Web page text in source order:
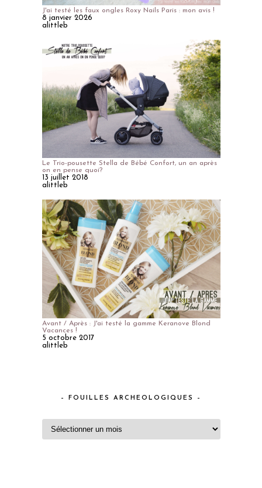
J'ai testé les faux ongles Roxy Nails Paris : mon avis !
8 janvier 2026
alittleb
Le Trio-pousette Stella de Bébé Confort, un an après
on en pense quoi?
13 juillet 2018
alittleb
Avant / Après : J'ai testé la gamme Keranove Blond
Vacances !
5 octobre 2017
alittleb
– FOUILLES ARCHEOLOGIQUES –